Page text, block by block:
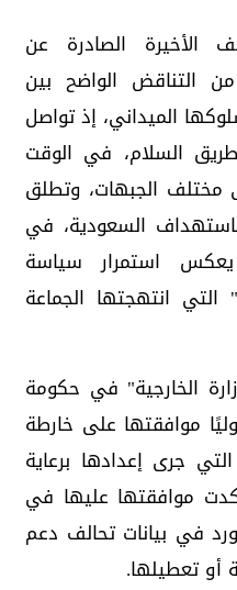
الأخيرة الصادرة عن
التناقض الواضح بين
الميداني، إذ تواصل
السلام، في الوقت
الجبهات، وتطلق
السعودية، في
استمرار سياسة
انتهجتها الجماعة
الخارجية" في حكومة
موافقتها على خارطة
جرى إعدادها برعاية
موافقتها عليها في
في بيانات تحالف دعم
أو تعطيلها.